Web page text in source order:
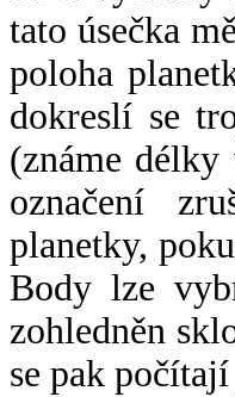
tato úsečka
poloha
dokreslí se
(známe délky
označení
planetky,
Body lze
zohledněn
se pak